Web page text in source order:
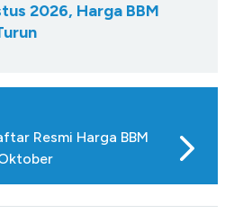
2026, Harga BBM
Resmi Harga BBM